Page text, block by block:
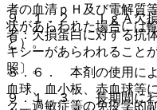
９．１．２． ＩｇＡ欠
者：欠損蛋白に対する抗
キシーがあらわれること
照〕。
９．１．３． 長期間に
者の血清ｐＨ及び電解質
状があらわれた場合には
と）。
８．６． 本剤の使用に
血球、血小板、赤血球等
ク、過敏症等の免疫学的